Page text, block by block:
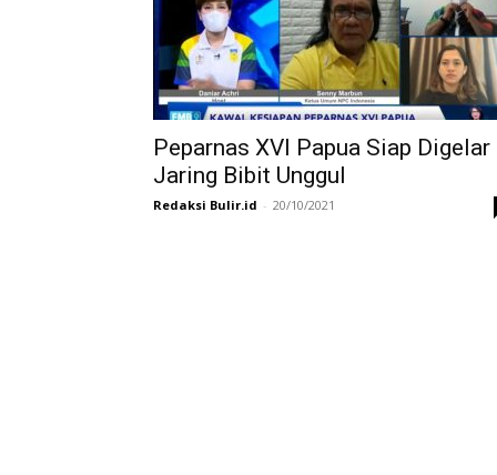
Peparnas XVI Papua Siap Digelar
Jaring Bibit Unggul
Redaksi Bulir.id - 20/10/2021